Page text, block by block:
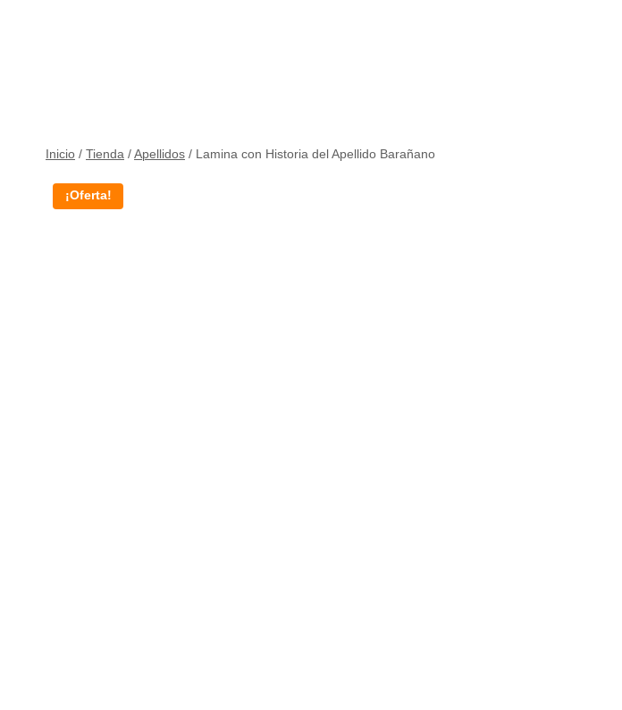
Inicio / Tienda / Apellidos / Lamina con Historia del Apellido Barañano
¡Oferta!